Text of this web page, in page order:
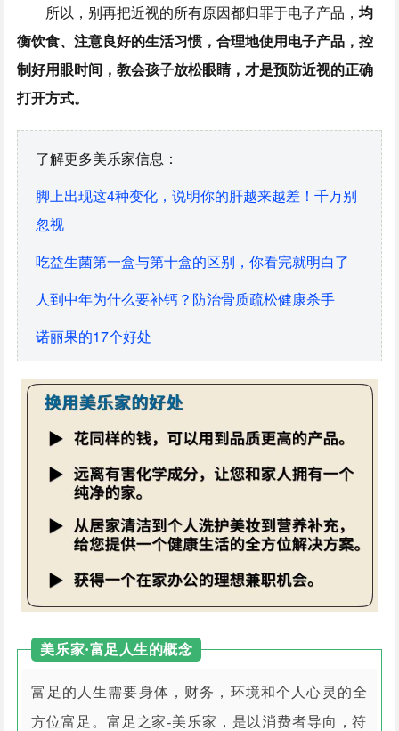
所以，别再把近视的所有原因都归罪于电子产品，均
衡饮食、注意良好的生活习惯，合理地使用电子产品，控
制好用眼时间，教会孩子放松眼睛，才是预防近视的正确
打开方式。
了解更多美乐家信息：
脚上出现这4种变化，说明你的肝越来越差！千万别
忽视
吃益生菌第一盒与第十盒的区别，你看完就明白了
人到中年为什么要补钙？防治骨质疏松健康杀手
诺丽果的17个好处
美乐家·富足人生的概念
富足的人生需要身体，财务，环境和个人心灵的全
方位富足。富足之家-美乐家，是以消费者导向，符